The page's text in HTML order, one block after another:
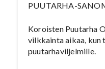
PUUTARHA-
Koroisten Puutarha
vilkkainta aikaa,
puutarhaviljelmille.